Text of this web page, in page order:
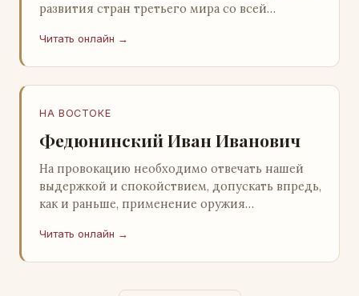
развития стран третьего мира со всей
ошибочность такого предс…
Читать онлайн →
НА ВОСТОКЕ
Федюнинский Иван Иванович
На провокацию необходимо отвечать нашей
выдержкой и спокойствием, допускать впредь,
как и раньше, применение оружия
самообороны о…
Читать онлайн →